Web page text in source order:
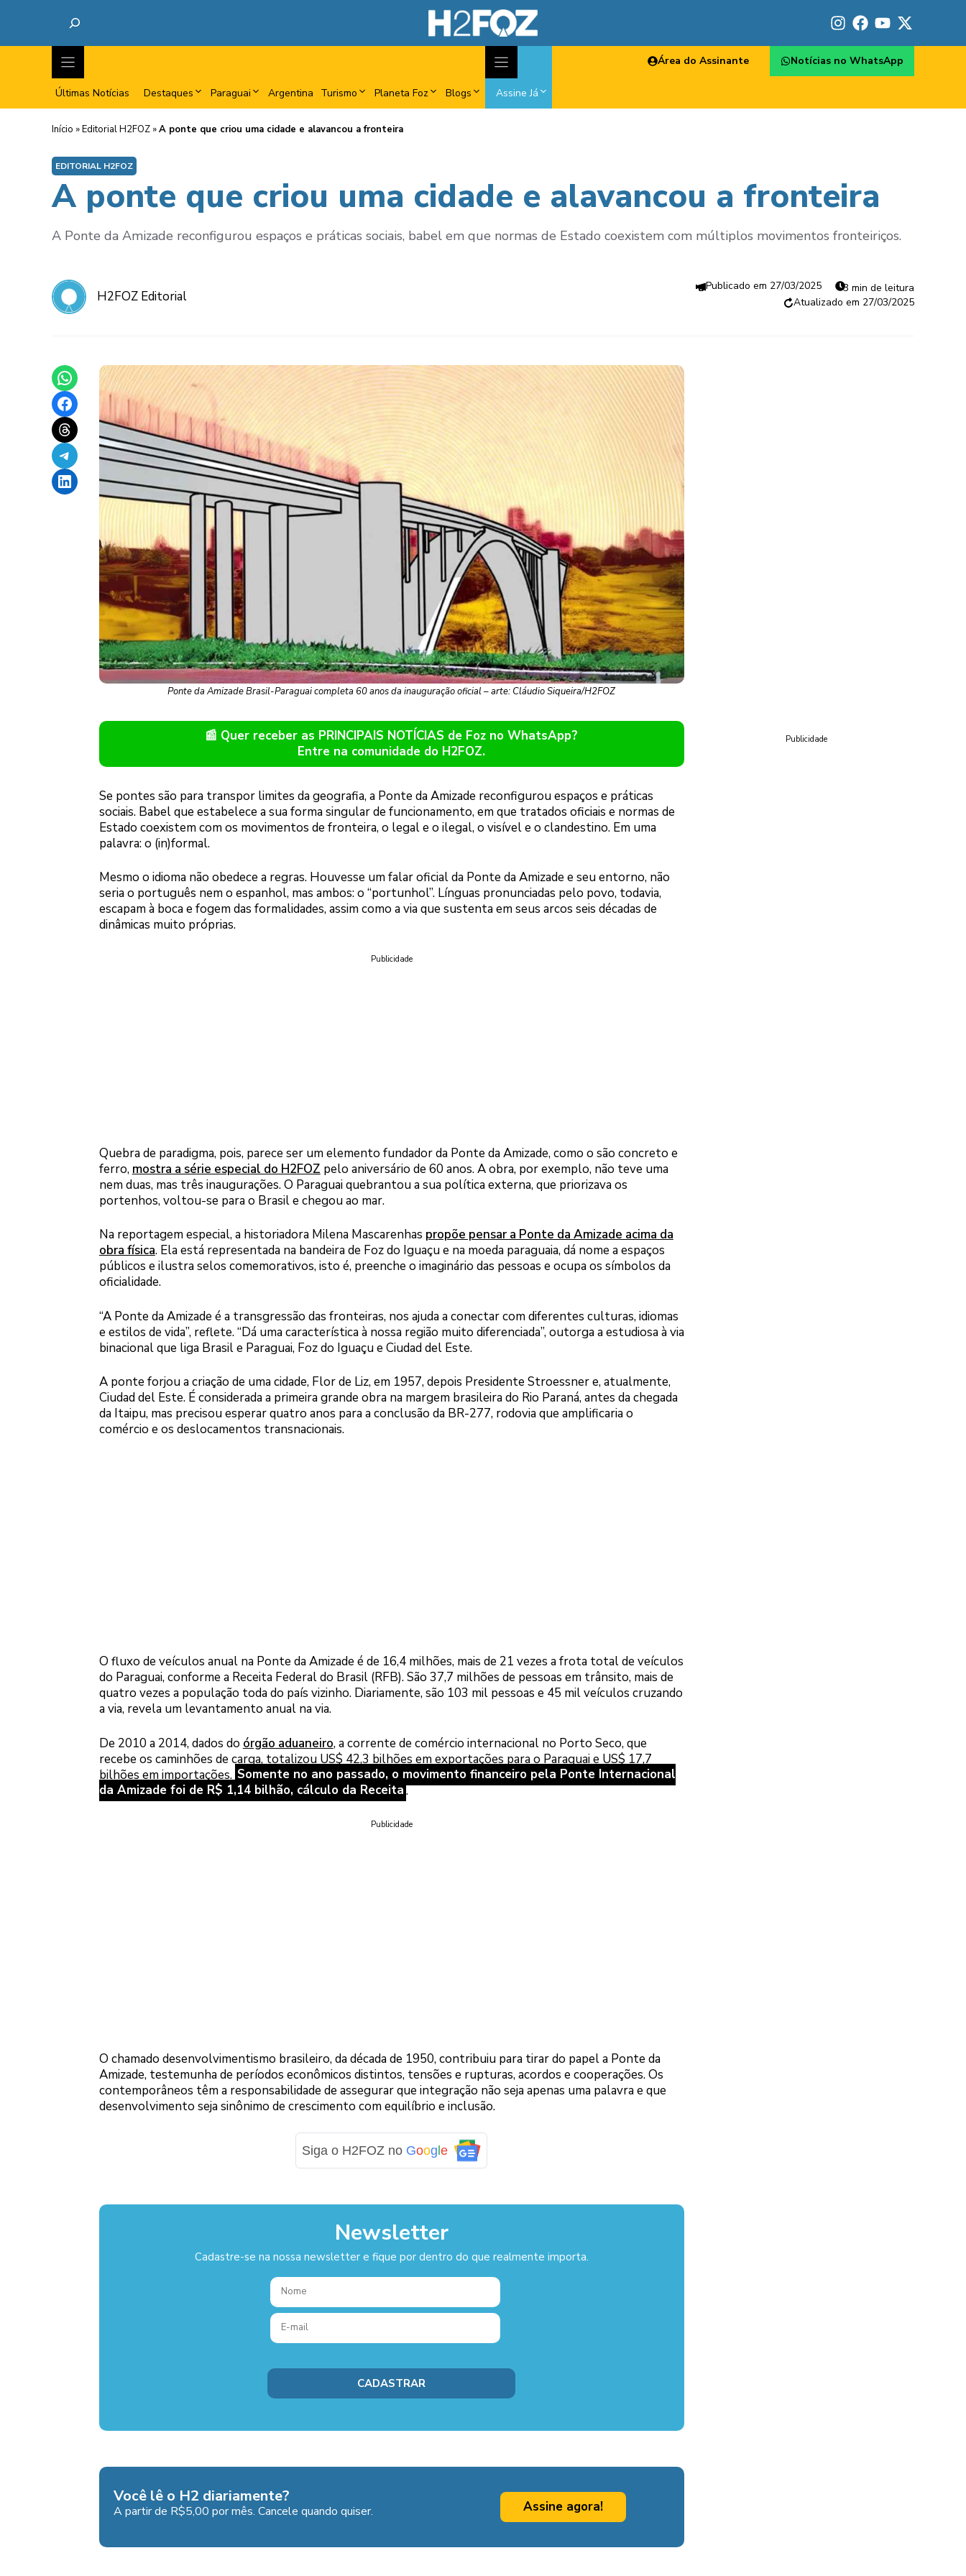
Últimas Notícias Destaques Paraguai Argentina Turismo Planeta Foz Blogs Assine Já
Área do Assinante Notícias no WhatsApp
Início »Editorial H2FOZ »A ponte que criou uma cidade e alavancou a fronteira
EDITORIAL H2FOZ
A ponte que criou uma cidade e alavancou a fronteira
A Ponte da Amizade reconfigurou espaços e práticas sociais, babel em que normas de Estado coexistem com múltiplos movimentos fronteiriços.
H2FOZ Editorial
27/03/2025
3 min de leitura
27/03/2025
Share on WhatsApp
Share on Facebook
Share on Threads
Share on Telegram
Share on LinkedIn
Ponte da Amizade Brasil-Paraguai completa 60 anos da inauguração oficial – arte: Cláudio Siqueira/H2FOZ
📰 Quer receber as PRINCIPAIS NOTÍCIAS de Foz no WhatsApp?
Entre na comunidade do H2FOZ.
Se pontes são para transpor limites da geografia, a Ponte da Amizade reconfigurou espaços e práticas
sociais. Babel que estabelece a sua forma singular de funcionamento, em que tratados oficiais e normas de
Estado coexistem com os movimentos de fronteira, o legal e o ilegal, o visível e o clandestino. Em uma
palavra: o (in)formal.
Mesmo o idioma não obedece a regras. Houvesse um falar oficial da Ponte da Amizade e seu entorno, não
seria o português nem o espanhol, mas ambos: o “portunhol”. Línguas pronunciadas pelo povo, todavia,
escapam à boca e fogem das formalidades, assim como a via que sustenta em seus arcos seis décadas de
dinâmicas muito próprias.
Publicidade
Quebra de paradigma, pois, parece ser um elemento fundador da Ponte da Amizade, como o são concreto e
ferro, mostra a série especial do H2FOZ pelo aniversário de 60 anos. A obra, por exemplo, não teve uma
nem duas, mas três inaugurações. O Paraguai quebrantou a sua política externa, que priorizava os
portenhos, voltou-se para o Brasil e chegou ao mar.
Na reportagem especial, a historiadora Milena Mascarenhas propõe pensar a Ponte da Amizade acima da
obra física. Ela está representada na bandeira de Foz do Iguaçu e na moeda paraguaia, dá nome a espaços
públicos e ilustra selos comemorativos, isto é, preenche o imaginário das pessoas e ocupa os símbolos da
oficialidade.
“A Ponte da Amizade é a transgressão das fronteiras, nos ajuda a conectar com diferentes culturas, idiomas
e estilos de vida”, reflete. “Dá uma característica à nossa região muito diferenciada”, outorga a estudiosa à via
binacional que liga Brasil e Paraguai, Foz do Iguaçu e Ciudad del Este.
A ponte forjou a criação de uma cidade, Flor de Liz, em 1957, depois Presidente Stroessner e, atualmente,
Ciudad del Este. É considerada a primeira grande obra na margem brasileira do Rio Paraná, antes da chegada
da Itaipu, mas precisou esperar quatro anos para a conclusão da BR-277, rodovia que amplificaria o
comércio e os deslocamentos transnacionais.
O fluxo de veículos anual na Ponte da Amizade é de 16,4 milhões, mais de 21 vezes a frota total de veículos
do Paraguai, conforme a Receita Federal do Brasil (RFB). São 37,7 milhões de pessoas em trânsito, mais de
quatro vezes a população toda do país vizinho. Diariamente, são 103 mil pessoas e 45 mil veículos cruzando
a via, revela um levantamento anual na via.
De 2010 a 2014, dados do órgão aduaneiro, a corrente de comércio internacional no Porto Seco, que
recebe os caminhões de carga, totalizou US$ 42,3 bilhões em exportações para o Paraguai e US$ 17,7
bilhões em importações. Somente no ano passado, o movimento financeiro pela Ponte Internacional
da Amizade foi de R$ 1,14 bilhão, cálculo da Receita.
Publicidade
O chamado desenvolvimentismo brasileiro, da década de 1950, contribuiu para tirar do papel a Ponte da
Amizade, testemunha de períodos econômicos distintos, tensões e rupturas, acordos e cooperações. Os
contemporâneos têm a responsabilidade de assegurar que integração não seja apenas uma palavra e que
desenvolvimento seja sinônimo de crescimento com equilíbrio e inclusão.
Siga o H2FOZ no Goog le
Newsletter
Cadastre-se na nossa newsletter e fique por dentro do que realmente importa.
Você lê o H2 diariamente?
A partir de R$5,00 por mês. Cancele quando quiser. Assine agora!
Publicidade